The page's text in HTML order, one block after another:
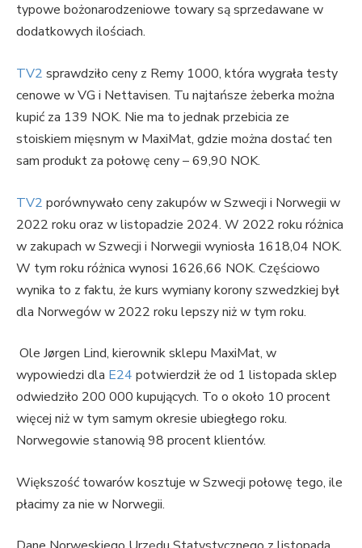
typowe bożonarodzeniowe towary są sprzedawane w
dodatkowych ilościach.
TV2 sprawdziło ceny z Remy 1000, która wygrała testy
cenowe w VG i Nettavisen. Tu najtańsze żeberka można
kupić za 139 NOK. Nie ma to jednak przebicia ze
stoiskiem mięsnym w MaxiMat, gdzie można dostać ten
sam produkt za połowę ceny – 69,90 NOK.
TV2 porównywało ceny zakupów w Szwecji i Norwegii w
2022 roku oraz w listopadzie 2024. W 2022 roku różnica
w zakupach w Szwecji i Norwegii wyniosła 1618,04 NOK.
W tym roku różnica wynosi 1626,66 NOK. Częściowo
wynika to z faktu, że kurs wymiany korony szwedzkiej był
dla Norwegów w 2022 roku lepszy niż w tym roku.
Ole Jørgen Lind, kierownik sklepu MaxiMat, w
wypowiedzi dla E24 potwierdził że od 1 listopada sklep
odwiedziło 200 000 kupujących. To o około 10 procent
więcej niż w tym samym okresie ubiegłego roku.
Norwegowie stanowią 98 procent klientów.
Większość towarów kosztuje w Szwecji połowę tego, ile
płacimy za nie w Norwegii.